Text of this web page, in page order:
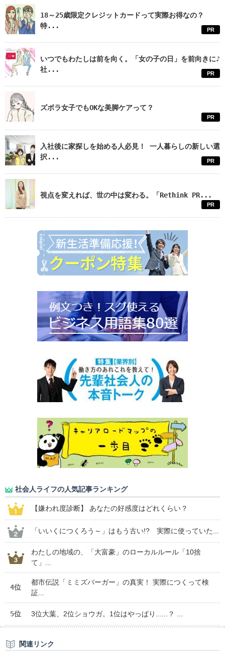
18～25歳限定クレジットカードって実際お得なの？
特...
PR
いつでもわたしは前を向く。「女の子の日」を前向きに♪
社...
PR
ズボラ女子でもOKな美脚ケアって？
PR
入社後に家探しを始める人必見！ 一人暮らしの新しい選
択...
PR
視点を変えれば、世の中は変わる。「Rethink PR...
PR
社会人ライフの人気記事ランキング
【嫌われ度診断】 あなたの好感度はどれくらい？
「いいくにつくろう～」はもう古い!? 実際に使っていた...
わたしの地域の、「大富豪」のローカルルール「10捨
て」...
4位
都市伝説「ミミズバーガー」の真実！ 実際につくって検
証...
5位 3位大葉、2位ショウガ。1位はやっぱり......？ ...
関連リンク